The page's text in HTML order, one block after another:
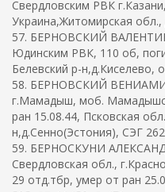
Свердловским РВК
Украина,Житомирская
57. БЕРНОВСКИЙ
Юдинским РВК, 110 об,
Белевский р-н,д.Киселево,
58. БЕРНОВСКИЙ
г.Мамадыш, моб.
ран 15.08.44, Псковская
н,д.Сенно(Эстония), СЭГ
59. БЕРНОСКУНИ
Свердловская обл.,
29 отд.тбр, умер от ран